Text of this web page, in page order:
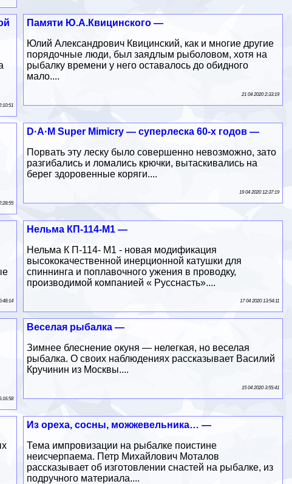
Памяти Ю.А.Квицинского —
Юлий Александрович Квицинский, как и многие другие
порядочные люди, был заядлым рыболовом, хотя на
рыбалку времени у него оставалось до обидного
мало....
21 04 2020 2:33:19
D·A·M Super Mimicry — суперлеска 60-х годов —
Порвать эту леску было совершенно невозможно, зато
разгибались и ломались крючки, вытаскивались на
берег здоровенные коряги....
19 04 2020 12:37:19
Нельма КП-114-М1 —
Нельма К П-114- М1 - новая модификация
высококачественной инерционной катушки для
спиннинга и поплавочного ужения в проводку,
производимой компанией « Русснасть»....
17 04 2020 13:54:11
Веселая рыбалка —
Зимнее блеснение окуня — нелегкая, но веселая
рыбалка. О своих наблюдениях рассказывает Василий
Кручинин из Москвы....
15 04 2020 3:55:41
Из ореха, сосны, можжевельника… —
Тема импровизации на рыбалке поистине
неисчерпаема. Петр Михайлович Моталов
рассказывает об изготовлении снастей на рыбалке, из
подручного материала....